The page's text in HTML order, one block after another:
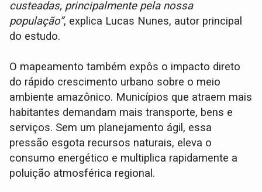
custeadas, principalmente pela nossa
população”, explica Lucas Nunes, autor principal
do estudo.
O mapeamento também expôs o impacto direto
do rápido crescimento urbano sobre o meio
ambiente amazônico. Municípios que atraem mais
habitantes demandam mais transporte, bens e
serviços. Sem um planejamento ágil, essa
pressão esgota recursos naturais, eleva o
consumo energético e multiplica rapidamente a
poluição atmosférica regional.